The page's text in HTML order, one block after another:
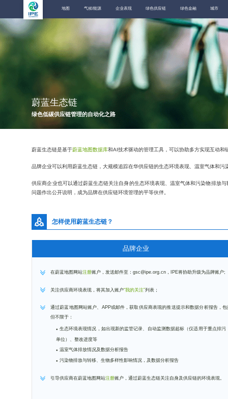
地图 气候/能源 企业表现 绿色供应链 绿色金融 城市
蔚蓝生态链
绿色低碳供应链管理的自动化之路
蔚蓝生态链是基于蔚蓝地图数据库和AI技术驱动的管理工具，可以协助多方实现互动和
品牌企业可以利用蔚蓝生态链，大规模追踪在华供应链的生态环境表现、温室气体和
供应商企业也可以通过蔚蓝生态链关注自身的生态环境表现、温室气体和污染物排放
问题作出公开说明，成为品牌在供应链环境管理的平等伙伴。
怎样使用蔚蓝生态链？
品牌企业
在蔚蓝地图网站注册账户，发送邮件至：gsc@ipe.org.cn，IPE将协助升级为品牌账户;
关注供应商环境表现，将其加入账户“我的关注”列表；
通过蔚蓝地图网站账户、APP或邮件，获取供应商表现的推送提示和数据分析报告，包
但不限于：
生态环境表现情况，如出现新的监管记录、自动监测数据超标（仅适用于重点排污
单位）、整改进度等
温室气体排放情况及数据分析报告
污染物排放与转移、生物多样性影响情况，及数据分析报告
引导供应商在蔚蓝地图网站注册账户，通过蔚蓝生态链关注自身及供应链的环境表现。